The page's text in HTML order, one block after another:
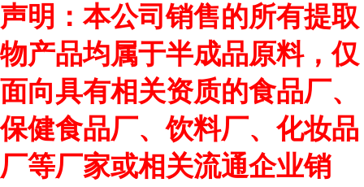
声明：本公司销售的所有提取
物产品均属于半成品原料，仅
面向具有相关资质的食品厂、
保健食品厂、饮料厂、化妆品
厂等厂家或相关流通企业销